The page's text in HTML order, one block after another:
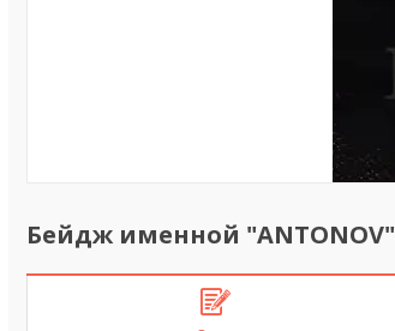
Бейдж именной "ANTONOV"